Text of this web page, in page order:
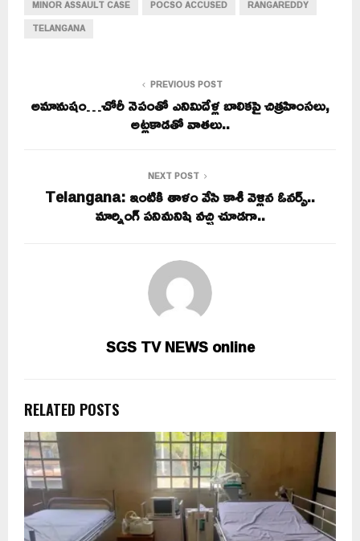
MINOR ASSAULT CASE
POCSO ACCUSED
RANGAREDDY
TELANGANA
PREVIOUS POST
అమానుషం…చోరీ నెపంతో ఎనిమిదేళ్ల బాలికపై చిత్రహింసలు,
అట్లకాడతో వాతలు..
NEXT POST
Telangana: ఇంటికి తాళం వేసి కాశీ వెళ్లిన ఓనర్స్..
మార్నింగ్ పనిమనిషి వచ్చి చూడగా..
SGS TV NEWS online
RELATED POSTS